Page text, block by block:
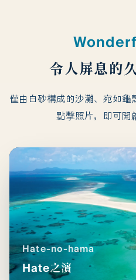
令人屏息的
僅由白砂構成的沙灘、宛如龜
點擊照片，即可開
Hate-no-hama
Hate之濱